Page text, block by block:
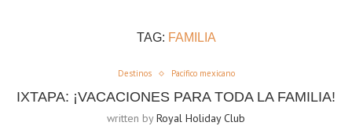
TAG: FAMILIA
Destinos Pacífico mexicano
IXTAPA: ¡VACACIONES PARA TODA LA FAMILIA!
written byRoyal Holiday Club